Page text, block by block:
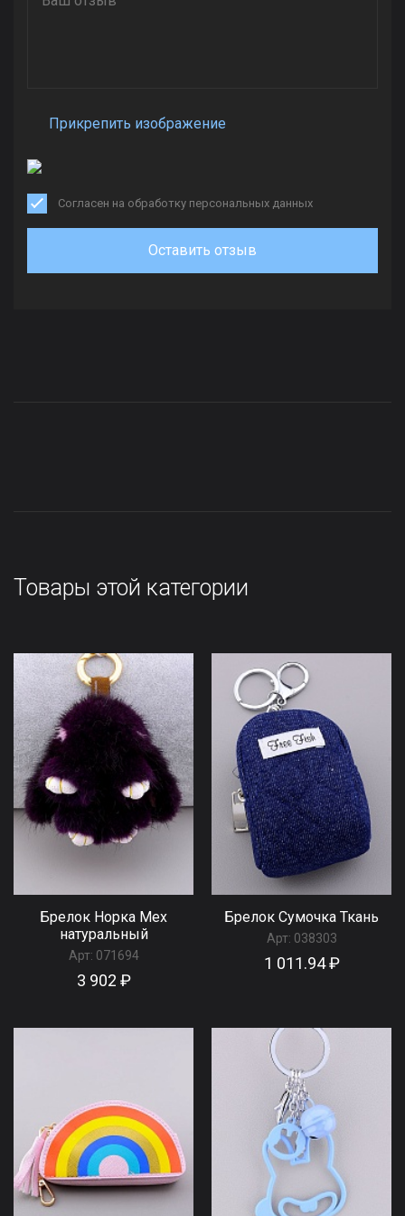
Прикрепить изображение
Согласен на обработку персональных данных
Оставить отзыв
Товары этой категории
Брелок Норка Мех
натуральный
Арт: 071694
3 902 ₽
Брелок Сумочка Ткань
Арт: 038303
1 011.94 ₽